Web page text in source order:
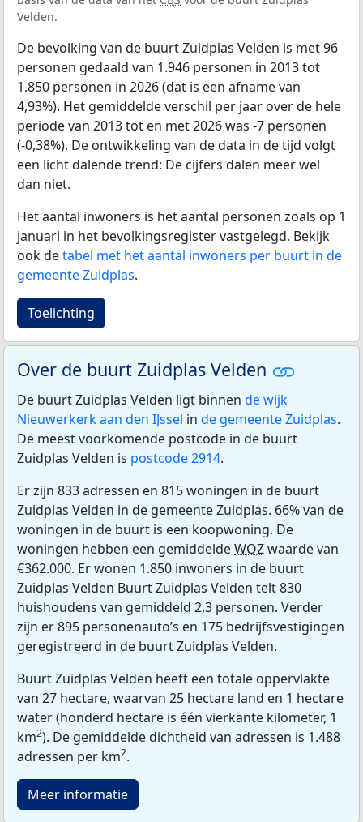
Velden.
De bevolking van de buurt Zuidplas Velden is met 96
personen gedaald van 1.946 personen in 2013 tot
1.850 personen in 2026 (dat is een afname van
4,93%). Het gemiddelde verschil per jaar over de hele
periode van 2013 tot en met 2026 was -7 personen
(-0,38%). De ontwikkeling van de data in de tijd volgt
een licht dalende trend: De cijfers dalen meer wel
dan niet.
Het aantal inwoners is het aantal personen zoals op 1
januari in het bevolkingsregister vastgelegd. Bekijk
ook detabel met het aantal inwoners per buurt in de
gemeente Zuidplas.
Toelichting
Over de buurt Zuidplas Velden
De buurt Zuidplas Velden ligt binnen de wijk
Nieuwerkerk aan den IJssel in de gemeente Zuidplas.
De meest voorkomende postcode in de buurt
Zuidplas Velden is postcode 2914.
Er zijn 833 adressen en 815 woningen in de buurt
Zuidplas Velden in de gemeente Zuidplas. 66% van de
woningen in de buurt is een koopwoning. De
woningen hebben een gemiddeldeWOZwaarde van
€362.000. Er wonen 1.850 inwoners in de buurt
Zuidplas Velden Buurt Zuidplas Velden telt 830
huishoudens van gemiddeld 2,3 personen. Verder
zijn er 895 personenauto’s en 175 bedrijfsvestigingen
geregistreerd in de buurt Zuidplas Velden.
Buurt Zuidplas Velden heeft een totale oppervlakte
van 27 hectare, waarvan 25 hectare land en 1 hectare
water (honderd hectare is één vierkante kilometer, 1
km2). De gemiddelde dichtheid van adressen is 1.488
adressen per km2.
Meer informatie